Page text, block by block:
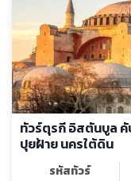
ทัวร์ตุรกี อิสตันบูล คั
ปุยฝ้าย นครใต้ดิน
รหัสทัวร์